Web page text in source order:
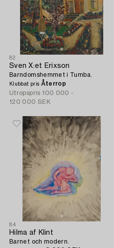
82
Sven X:et Erixson
Barndomshemmet i Tumba.
Klubbat pris Återrop
Utropspris 100 000 -
120 000 SEK
84
Hilma af Klint
Barnet och modern.